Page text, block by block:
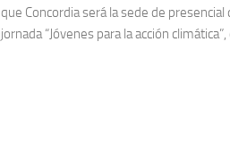
que Concordia será la sede de presencial
jornada “Jóvenes para la acción